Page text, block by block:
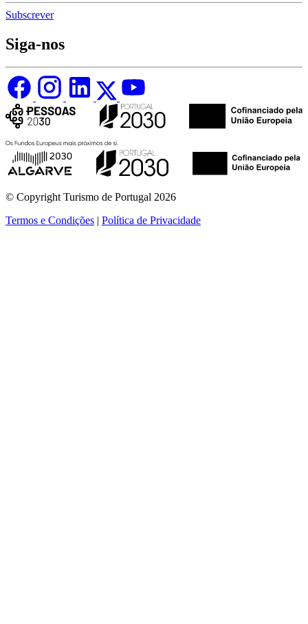
Subscrever
Siga-nos
© Copyright Turismo de Portugal 2026
Termos e Condições | Política de Privacidade